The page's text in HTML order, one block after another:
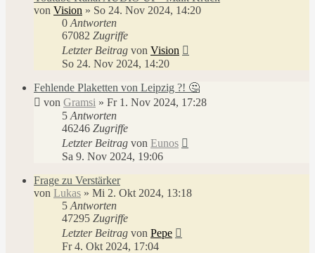
von Vision » So 24. Nov 2024, 14:20
0 Antworten
67082 Zugriffe
Letzter Beitrag von Vision
So 24. Nov 2024, 14:20
Fehlende Plaketten von Leipzig ?! 🤔
von Gramsi » Fr 1. Nov 2024, 17:28
5 Antworten
46246 Zugriffe
Letzter Beitrag von Eunos
Sa 9. Nov 2024, 19:06
Frage zu Verstärker
von Lukas » Mi 2. Okt 2024, 13:18
5 Antworten
47295 Zugriffe
Letzter Beitrag von Pepe
Fr 4. Okt 2024, 17:04